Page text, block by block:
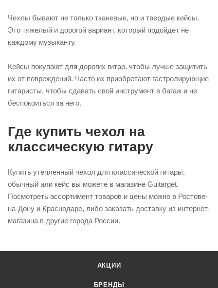
Чехлы бывают не только тканевые, но и твердые кейсы.
Это тяжелый и дорогой вариант, который подойдет не
каждому музыканту.
Кейсы покупают для дорогих гитар, чтобы лучше защитить
их от повреждений. Часто их приобретают гастролирующие
гитаристы, чтобы сдавать свой инструмент в багаж и не
беспокоиться за него.
Где купить чехол на
классическую гитару
Купить утепленный чехол для классической гитары,
обычный или кейс вы можете в магазине Guitarget.
Посмотреть ассортимент товаров и цены можно в Ростове-
на-Дону и Краснодаре, либо заказать доставку из интернет-
магазина в другие города России.
АКЦИИ
БРЕНДЫ